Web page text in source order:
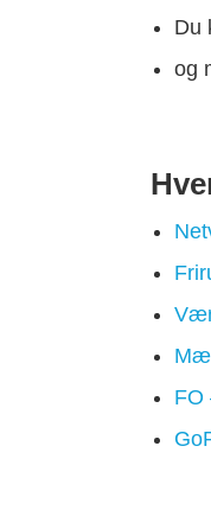
Du
og
FO